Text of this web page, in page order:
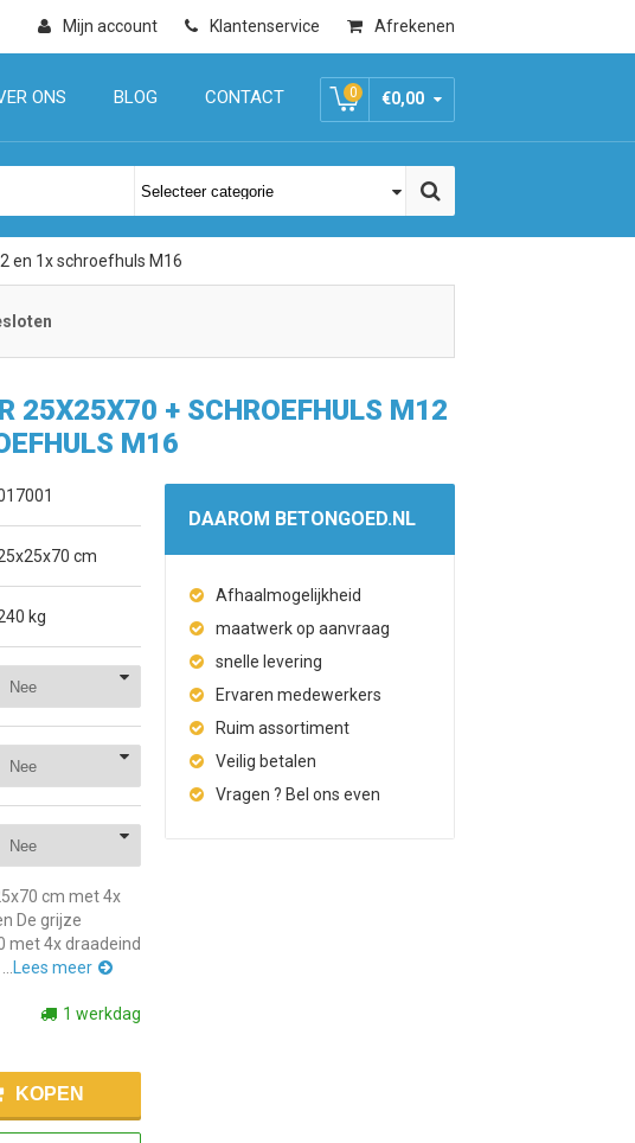
Mijn account Klantenservice Afrekenen
0 €0,00
ONS BLOG CONTACT
en 1x schroefhuls M16
25X25X70 + SCHROEFHULS M12
M16
cm
kg
cm met 4x
De grijze
met 4x draadeind
Lees meer
1 werkdag
KOPEN
DAAROM BETONGOED.NL
Afhaalmogelijkheid
maatwerk op aanvraag
snelle levering
Ervaren medewerkers
Ruim assortiment
Veilig betalen
Vragen ? Bel ons even